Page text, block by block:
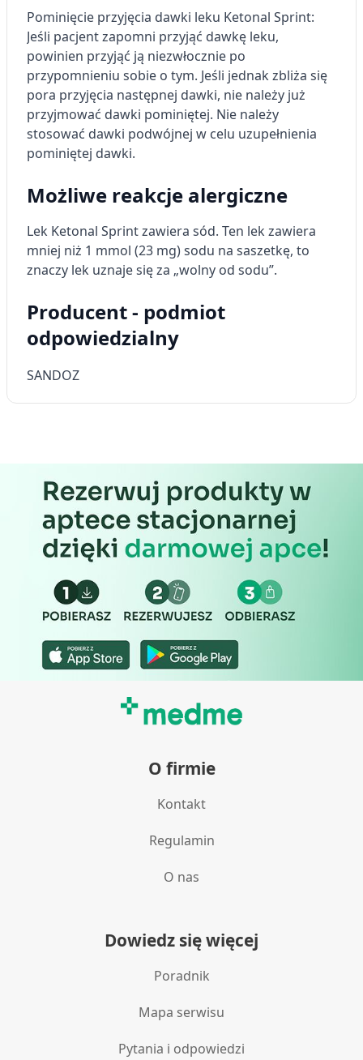
Pominięcie przyjęcia dawki leku Ketonal Sprint:
Jeśli pacjent zapomni przyjąć dawkę leku,
powinien przyjąć ją niezwłocznie po
przypomnieniu sobie o tym. Jeśli jednak zbliża się
pora przyjęcia następnej dawki, nie należy już
przyjmować dawki pominiętej. Nie należy
stosować dawki podwójnej w celu uzupełnienia
pominiętej dawki.
Możliwe reakcje alergiczne
Lek Ketonal Sprint zawiera sód. Ten lek zawiera
mniej niż 1 mmol (23 mg) sodu na saszetkę, to
znaczy lek uznaje się za „wolny od sodu”.
Producent - podmiot
odpowiedzialny
SANDOZ
O firmie
Kontakt
Regulamin
O nas
Dowiedz się więcej
Poradnik
Mapa serwisu
Pytania i odpowiedzi